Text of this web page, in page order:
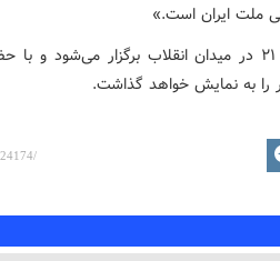
ملت ایران است.»
این مراسم روز جمعه از ساعت 19 تا 21 در میدان انقلاب
را به نمایش خواهد گذاشت.